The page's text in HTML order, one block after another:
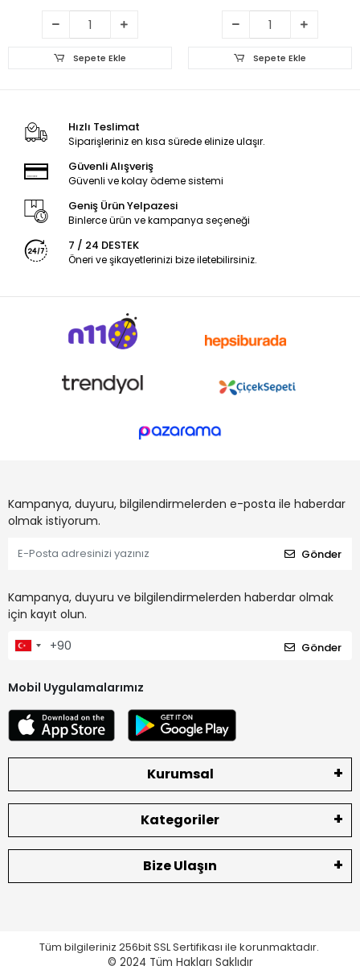
Sepete Ekle Sepete Ekle
Hızlı Teslimat
Siparişleriniz en kısa sürede elinize ulaşır.
Güvenli Alışveriş
Güvenli ve kolay ödeme sistemi
Geniş Ürün Yelpazesi
Binlerce ürün ve kampanya seçeneği
7 / 24 DESTEK
Öneri ve şikayetlerinizi bize iletebilirsiniz.
Kampanya, duyuru, bilgilendirmelerden e-posta ile haberdar
olmak istiyorum.
Gönder
Kampanya, duyuru ve bilgilendirmelerden haberdar olmak
için kayıt olun.
Gönder
Mobil Uygulamalarımız
Kurumsal
Kategoriler
Bize Ulaşın
Tüm bilgileriniz 256bit SSL Sertifikası ile korunmaktadır.
© 2024 Tüm Hakları Saklıdır